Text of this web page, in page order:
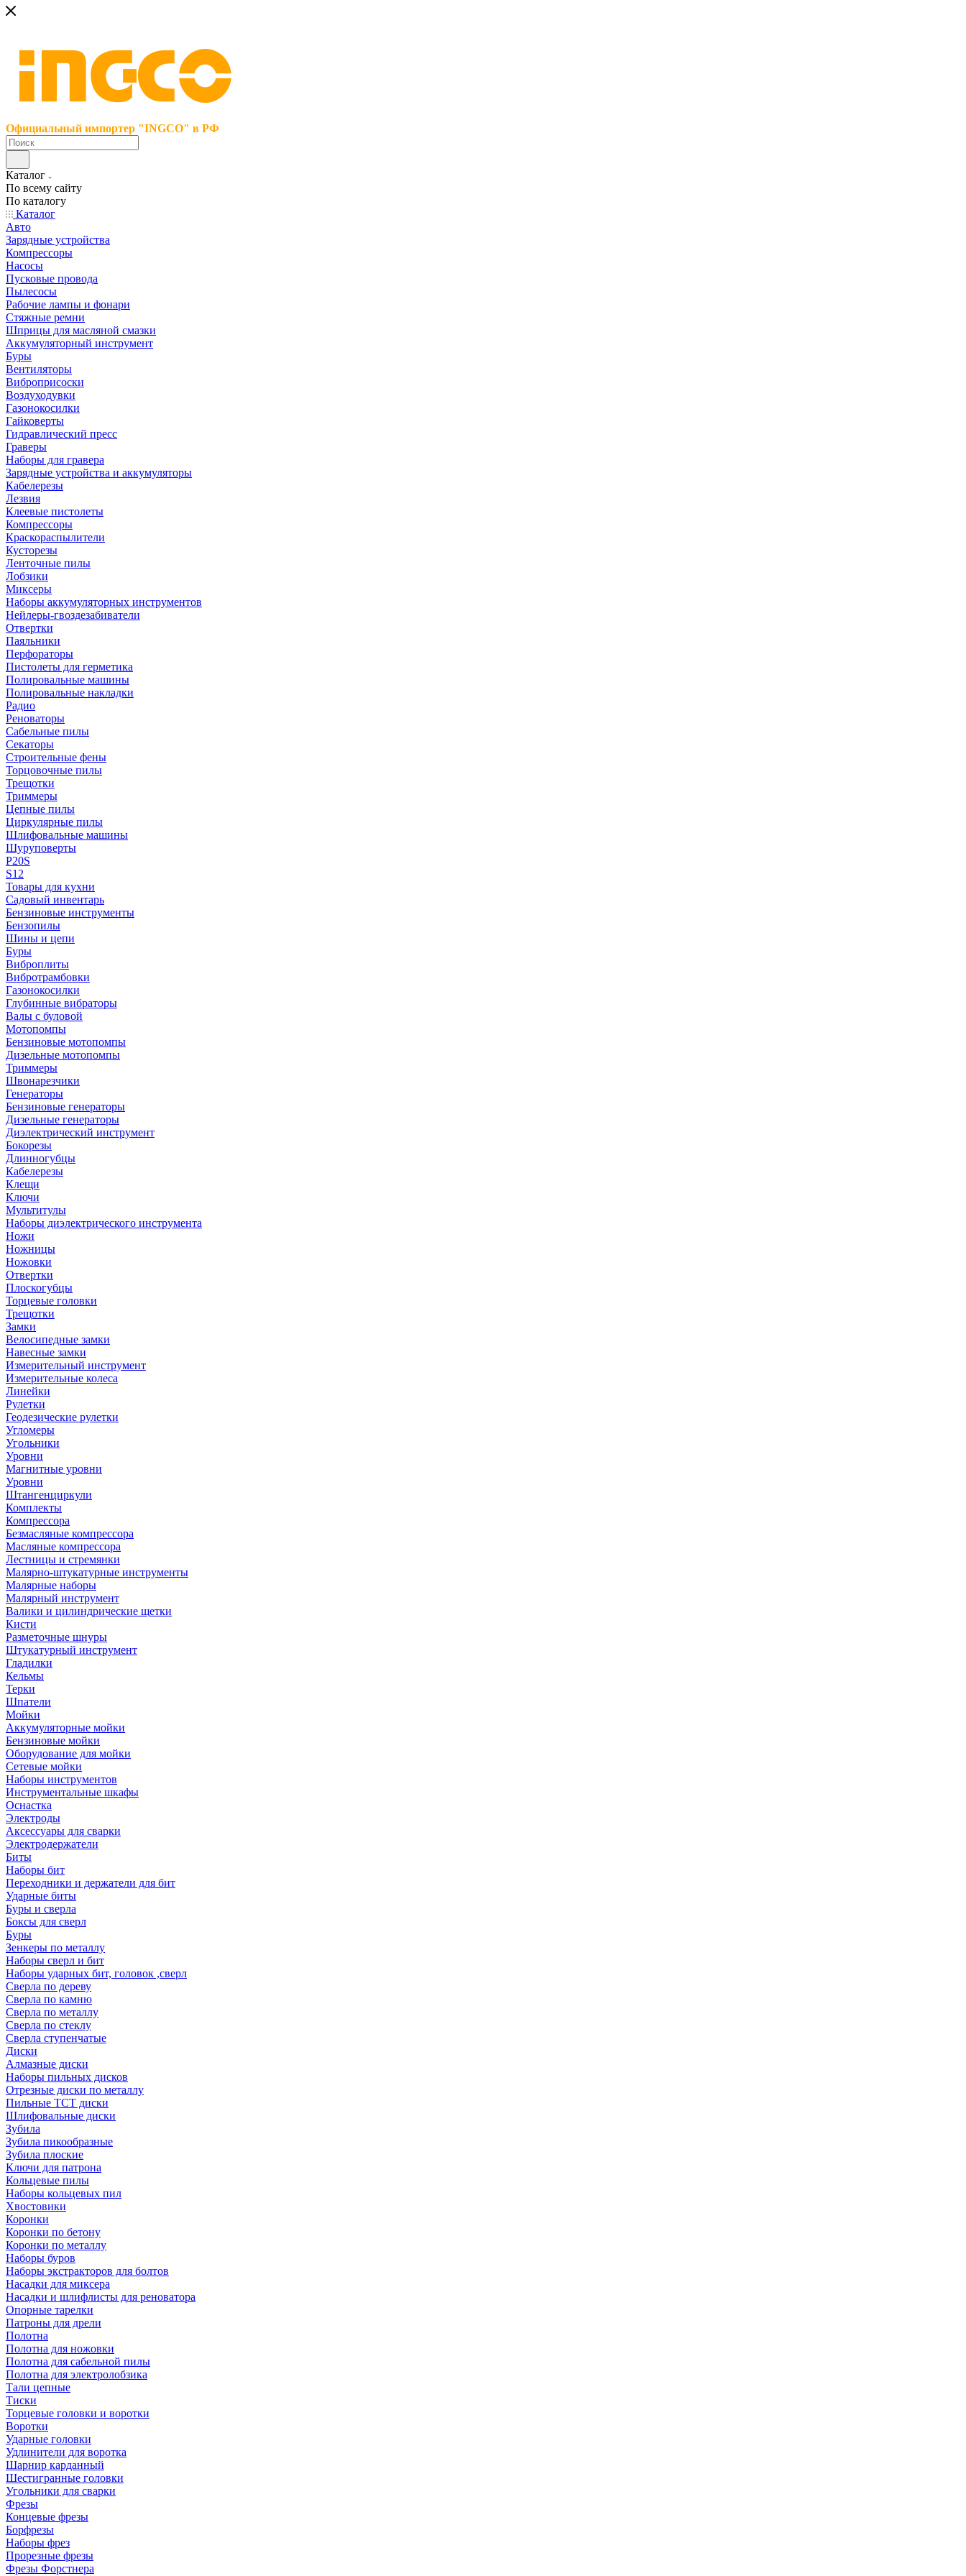
Официальный импортер "INGCO" в РФ
Каталог
По всему сайту
По каталогу
Каталог
Авто
Зарядные устройства
Компрессоры
Насосы
Пусковые провода
Пылесосы
Рабочие лампы и фонари
Стяжные ремни
Шприцы для масляной смазки
Аккумуляторный инструмент
Буры
Вентиляторы
Виброприсоски
Воздуходувки
Газонокосилки
Гайковерты
Гидравлический пресс
Граверы
Наборы для гравера
Зарядные устройства и аккумуляторы
Кабелерезы
Лезвия
Клеевые пистолеты
Компрессоры
Краскораспылители
Кусторезы
Ленточные пилы
Лобзики
Миксеры
Наборы аккумуляторных инструментов
Нейлеры-гвоздезабиватели
Отвертки
Паяльники
Перфораторы
Пистолеты для герметика
Полировальные машины
Полировальные накладки
Радио
Реноваторы
Сабельные пилы
Секаторы
Строительные фены
Торцовочные пилы
Трещотки
Триммеры
Цепные пилы
Циркулярные пилы
Шлифовальные машины
Шуруповерты
P20S
S12
Товары для кухни
Садовый инвентарь
Бензиновые инструменты
Бензопилы
Шины и цепи
Буры
Виброплиты
Вибротрамбовки
Газонокосилки
Глубинные вибраторы
Валы с буловой
Мотопомпы
Бензиновые мотопомпы
Дизельные мотопомпы
Триммеры
Швонарезчики
Генераторы
Бензиновые генераторы
Дизельные генераторы
Диэлектрический инструмент
Бокорезы
Длинногубцы
Кабелерезы
Клещи
Ключи
Мультитулы
Наборы диэлектрического инструмента
Ножи
Ножницы
Ножовки
Отвертки
Плоскогубцы
Торцевые головки
Трещотки
Замки
Велосипедные замки
Навесные замки
Измерительный инструмент
Измерительные колеса
Линейки
Рулетки
Геодезические рулетки
Угломеры
Угольники
Уровни
Магнитные уровни
Уровни
Штангенциркули
Комплекты
Компрессора
Безмасляные компрессора
Масляные компрессора
Лестницы и стремянки
Малярно-штукатурные инструменты
Малярные наборы
Малярный инструмент
Валики и цилиндрические щетки
Кисти
Разметочные шнуры
Штукатурный инструмент
Гладилки
Кельмы
Терки
Шпатели
Мойки
Аккумуляторные мойки
Бензиновые мойки
Оборудование для мойки
Сетевые мойки
Наборы инструментов
Инструментальные шкафы
Оснастка
Электроды
Аксессуары для сварки
Электродержатели
Биты
Наборы бит
Переходники и держатели для бит
Ударные биты
Буры и сверла
Боксы для сверл
Буры
Зенкеры по металлу
Наборы сверл и бит
Наборы ударных бит, головок ,сверл
Сверла по дереву
Сверла по камню
Сверла по металлу
Сверла по стеклу
Сверла ступенчатые
Диски
Алмазные диски
Наборы пильных дисков
Отрезные диски по металлу
Пильные TCT диски
Шлифовальные диски
Зубила
Зубила пикообразные
Зубила плоские
Ключи для патрона
Кольцевые пилы
Наборы кольцевых пил
Хвостовики
Коронки
Коронки по бетону
Коронки по металлу
Наборы буров
Наборы экстракторов для болтов
Насадки для миксера
Насадки и шлифлисты для реноватора
Опорные тарелки
Патроны для дрели
Полотна
Полотна для ножовки
Полотна для сабельной пилы
Полотна для электролобзика
Тали цепные
Тиски
Торцевые головки и воротки
Воротки
Ударные головки
Удлинители для воротка
Шарнир карданный
Шестигранные головки
Угольники для сварки
Фрезы
Концевые фрезы
Борфрезы
Наборы фрез
Прорезные фрезы
Фрезы Форстнера